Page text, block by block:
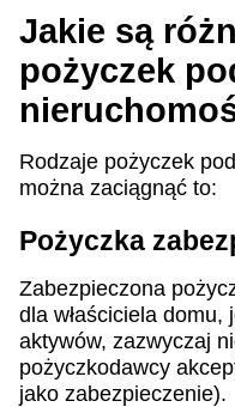
Jakie są
pożyczek
Rodzaje pożyczek
można zaciągnąć to:
Pożyczka
Zabezpieczona
dla właściciela
aktywów, zazwyczaj
pożyczkodawcy
jako zabezpieczenie).